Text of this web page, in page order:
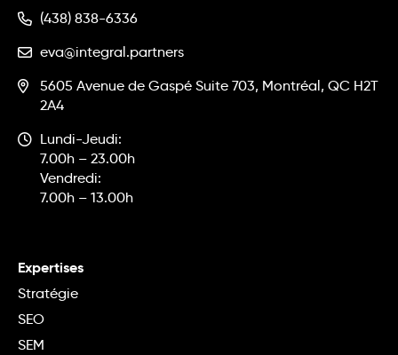
(438) 838-6336
eva@integral.partners
5605 Avenue de Gaspé Suite 703, Montréal, QC H2T
2A4
Lundi-Jeudi:
7.00h – 23.00h
Vendredi:
7.00h – 13.00h
Expertises
Stratégie
SEO
SEM